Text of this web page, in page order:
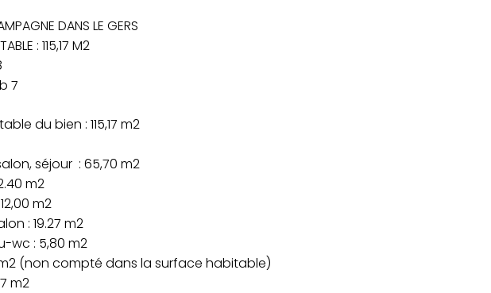
DANS LE GERS
: 115,17 M2
7
du bien : 115,17 m2
séjour : 65,70 m2
m2
m2
: 19.27 m2
wc : 5,80 m2
m2 (non compté dans la surface habitable)
m2